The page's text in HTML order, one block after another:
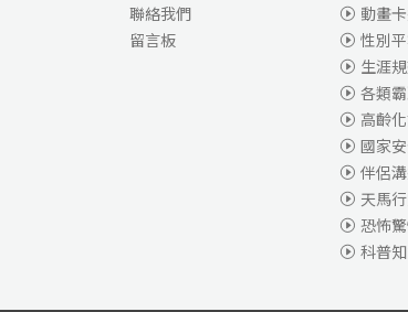
聯絡我們
留言板
動畫
性別
生涯
各類
高齡
國家
伴侶
天馬
恐怖
科普